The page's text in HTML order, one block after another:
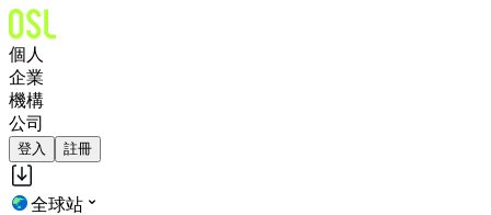
個人
企業
機構
公司
登入 註冊
全球站